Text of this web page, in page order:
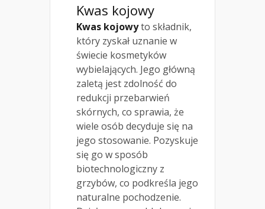
Kwas kojowy
Kwas kojowyto składnik,
który zyskał uznanie w
świecie kosmetyków
wybielających. Jego główną
zaletą jest zdolność do
redukcji przebarwień
skórnych, co sprawia, że
wiele osób decyduje się na
jego stosowanie. Pozyskuje
się go w sposób
biotechnologiczny z
grzybów, co podkreśla jego
naturalne pochodzenie.